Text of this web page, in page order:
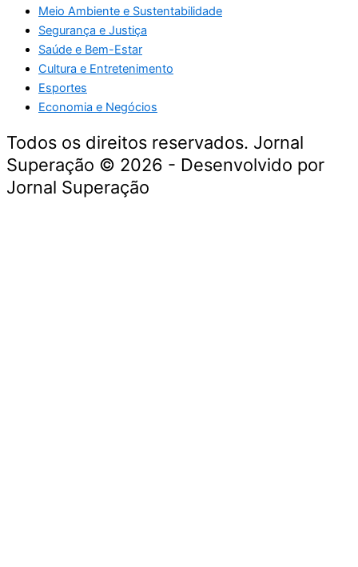
Meio Ambiente e Sustentabilidade
Segurança e Justiça
Saúde e Bem-Estar
Cultura e Entretenimento
Esportes
Economia e Negócios
Todos os direitos reservados. Jornal
Superação © 2026 - Desenvolvido por
Jornal Superação